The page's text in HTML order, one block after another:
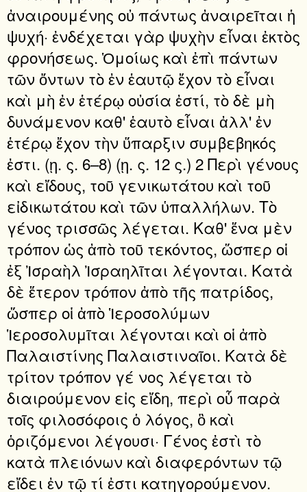
ἀναιρουμένης οὐ πάντως ἀναιρεῖται ἡ
ψυχή· ἐνδέχεται γὰρ ψυχὴν εἶναι ἐκτὸς
φρονήσεως. Ὁμοίως καὶ ἐπὶ πάντων
τῶν ὄντων τὸ ἐν ἑαυτῷ ἔχον τὸ εἶναι
καὶ μὴ ἐν ἑτέρῳ οὐσία ἐστί, τὸ δὲ μὴ
δυνάμενον καθ' ἑαυτὸ εἶναι ἀλλ' ἐν
ἑτέρῳ ἔχον τὴν ὕπαρξιν συμβεβηκός
ἐστι. (ῃ. ς. 6–8) (ῃ. ς. 12 ς.) 2 Περὶ γένους
καὶ εἴδους, τοῦ γενικωτάτου καὶ τοῦ
εἰδικωτάτου καὶ τῶν ὑπαλλήλων. Τὸ
γένος τρισσῶς λέγεται. Καθ' ἕνα μὲν
τρόπον ὡς ἀπὸ τοῦ τεκόντος, ὥσπερ οἱ
ἐξ Ἰσραὴλ Ἰσραηλῖται λέγονται. Κατὰ
δὲ ἕτερον τρόπον ἀπὸ τῆς πατρίδος,
ὥσπερ οἱ ἀπὸ Ἱεροσολύμων
Ἱεροσολυμῖται λέγονται καὶ οἱ ἀπὸ
Παλαιστίνης Παλαιστιναῖοι. Κατὰ δὲ
τρίτον τρόπον γέ νος λέγεται τὸ
διαιρούμενον εἰς εἴδη, περὶ οὗ παρὰ
τοῖς φιλοσόφοις ὁ λόγος, ὃ καὶ
ὁριζόμενοι λέγουσι· Γένος ἐστὶ τὸ
κατὰ πλειόνων καὶ διαφερόντων τῷ
εἴδει ἐν τῷ τί ἐστι κατηγορούμενον.